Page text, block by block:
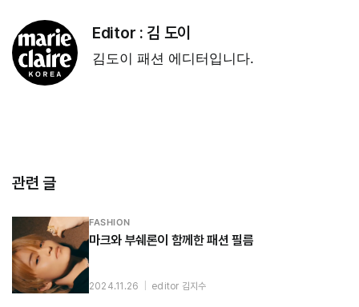
Editor : 김 도이
김도이 패션 에디터입니다.
관련 글
FASHION
마크와 부쉐론이 함께한 패션 필름
2024.11.26 editor 김지수